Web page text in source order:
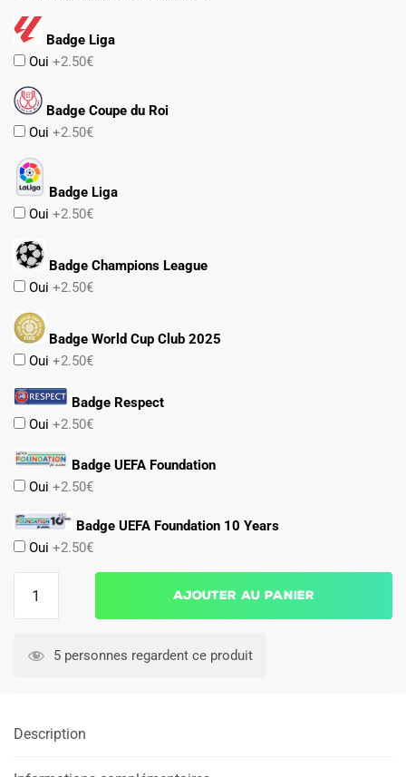
Badge Liga
Oui +2.50€
Badge Coupe du Roi
Oui +2.50€
Badge Liga
Oui +2.50€
Badge Champions League
Oui +2.50€
Badge World Cup Club 2025
Oui +2.50€
Badge Respect
Oui +2.50€
Badge UEFA Foundation
Oui +2.50€
Badge UEFA Foundation 10 Years
Oui +2.50€
Atletico
2025
Ajouter au panier
5 personnes regardent ce produit
Description